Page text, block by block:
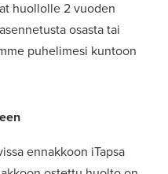
huollolle 2 vuoden
osasta tai
puhelimesi kuntoon
ennakkoon iTapsa